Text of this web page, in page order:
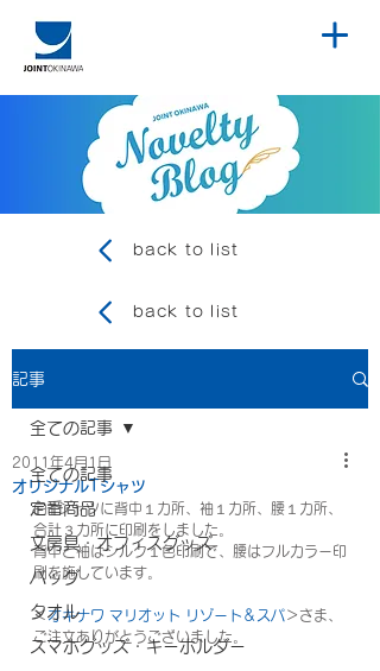
back to list
back to list
記事
全ての記事
定番商品
文房具・オフィスグッズ
バッグ
タオル
スマホグッズ・キーホルダー
全ての記事
オリジナルTシャツ
2011年4月1日
白Tシャツに背中１カ所、袖１カ所、腰１カ所、
合計３カ所に印刷をしました。
背中と袖はシルク１色印刷で、腰はフルカラー印
刷を施しています。
＜オキナワ マリオット リゾート＆スパ＞さま、
ご注文ありがとうございました。